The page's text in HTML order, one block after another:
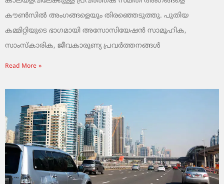
കൗൺസിൽ അംഗങ്ങളെയും തിരഞ്ഞെടുത്തു. പുതിയ
കമ്മിറ്റിയുടെ ഭാഗമായി അസോസിയേഷൻ സാമൂഹിക,
സാംസ്‌കാരിക, ജീവകാരുണ്യ പ്രവർത്തനങ്ങൾ
Read More »